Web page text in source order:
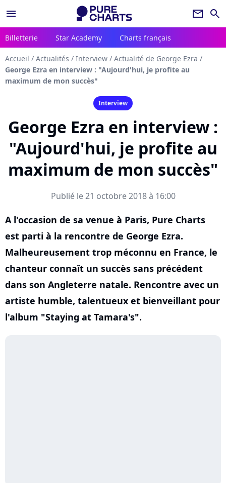
menu newsletter search
Billetterie Star Academy Charts français
Accueil / Actualités / Interview / Actualité de George Ezra /
George Ezra en interview : "Aujourd'hui, je profite au
maximum de mon succès"
Interview
George Ezra en interview :
"Aujourd'hui, je profite au
maximum de mon succès"
Publié le 21 octobre 2018 à 16:00
A l'occasion de sa venue à Paris, Pure Charts
est parti à la rencontre de George Ezra.
Malheureusement trop méconnu en France, le
chanteur connaît un succès sans précédent
dans son Angleterre natale. Rencontre avec un
artiste humble, talentueux et bienveillant pour
l'album "Staying at Tamara's".